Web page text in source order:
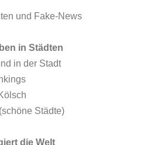
und Fake-News
in Städten
in der Stadt
Städte)
die Welt